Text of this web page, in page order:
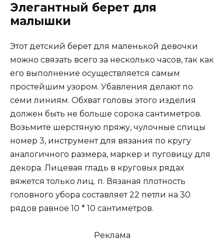
Элегантный берет для
малышки
Этот детский берет для маленькой девочки
можно связать всего за несколько часов, так как
его выполнение осуществляется самым
простейшим узором. Убавления делают по
семи линиям. Обхват головы этого изделия
должен быть не больше сорока сантиметров.
Возьмите шерстяную пряжу, чулочные спицы
номер 3, инструмент для вязания по кругу
аналогичного размера, маркер и пуговицу для
декора. Лицевая гладь в круговых рядах
вяжется только лиц. п. Вязаная плотность
головного убора составляет 22 петли на 30
рядов равное 10 * 10 сантиметров.
Реклама